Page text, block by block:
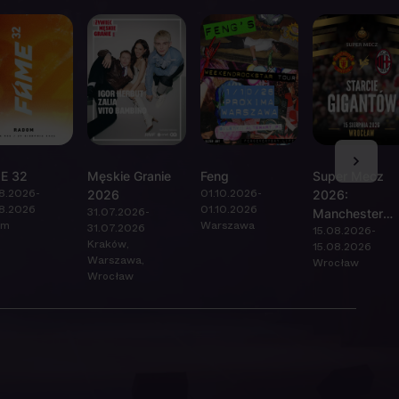
32
Męskie Granie
2026
31.07.2026-
31.07.2026
Kraków,
Warszawa,
Wrocław
Feng
01.10.2026-
01.10.2026
Warszawa
Super Mecz
2026:
Manchester
United vs AC
Milan
15.08.2026-
15.08.2026
Wrocław